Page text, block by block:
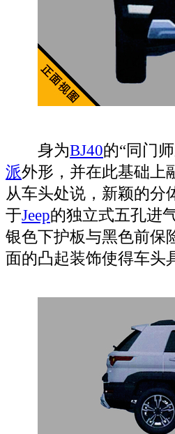
身为BJ40的“同门
派外形，并在此基础上
从车头处说，新颖的分
于Jeep的独立式五孔进
银色下护板与黑色前保
面的凸起装饰使得车头